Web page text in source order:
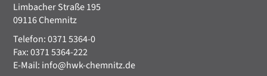
Limbacher Straße 195
09116 Chemnitz
Telefon: 0371 5364-0
Fax: 0371 5364-222
E-Mail: info@hwk-chemnitz.de